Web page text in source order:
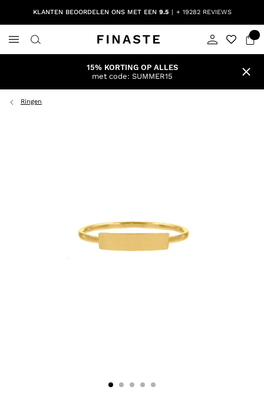
KLANTEN BEOORDELEN ONS MET EEN 9.5 + 19282 REVIEWS
15% KORTING OP ALLES
met code: SUMMER15
Ringen